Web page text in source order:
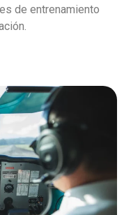
de entrenamiento